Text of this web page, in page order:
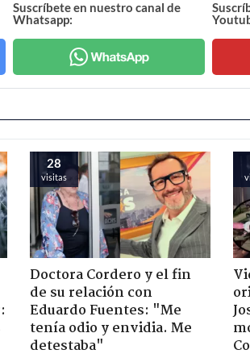
Suscríbete en nuestro canal de
Whatsapp:
28
visitas
Doctora Cordero y el fin
de su relación con
Eduardo Fuentes: "Me
tenía odio y envidia. Me
detestaba"